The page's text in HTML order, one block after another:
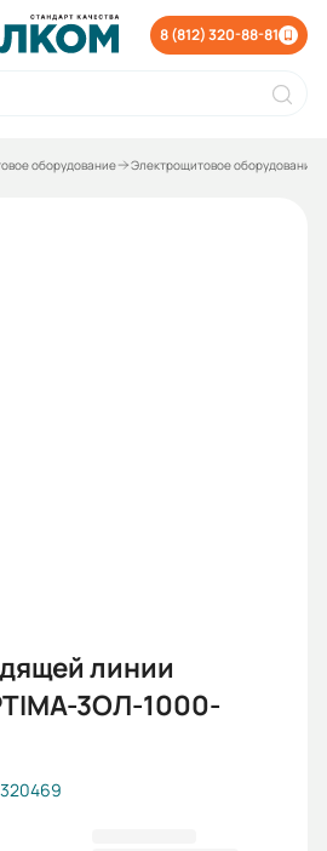
8 (812) 320-88-81
оборудование Электрощитовое оборудование
линии
3ОЛ-1000-